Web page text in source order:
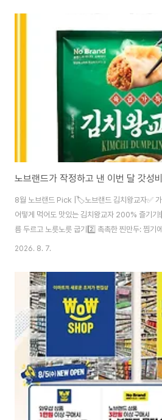
다. 놓치지 말고 픽업 하세요. 지역 : 경기 용인시
www.martjob.co.kr
노브랜드가 작정하고 낸 이번 달 갓성
8월 노브랜드 Pick |🏷️노브랜드 김치왕교자✅
어떻게 먹어도 맛있는 김치왕교자 200% 즐기기
름 두르고 노릇노릇 굽기2️⃣ 촉촉한 찐만두: 찜기
라면에 퐁당: 라면에 쏙 넣으면 든든한 만두라면
정보 노브랜드가 작정하고 낸 이번 달 갓성비 신
2026.08.07 - 마트잡 이벤트/세일2026.08.07
의 노브랜드가 작정하고 낸 이번 달 갓성비 신상
사정보 입니다. 놓치지 말고 픽업 하세요. 지역 :
2026. 8. 7.